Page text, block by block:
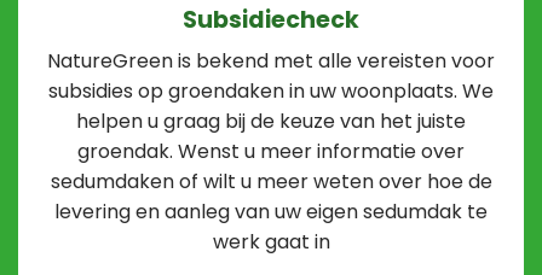
Subsidiecheck
NatureGreen is bekend met alle vereisten voor
subsidies op groendaken in uw woonplaats. We
helpen u graag bij de keuze van het juiste
groendak. Wenst u meer informatie over
sedumdaken of wilt u meer weten over hoe de
levering en aanleg van uw eigen sedumdak te
werk gaat in